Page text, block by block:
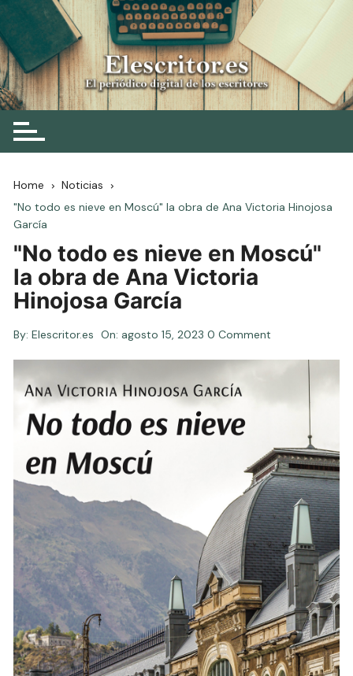
Skip
to
content
Elescritor.es
El periódico digital de los escritores
Home
Noticias
"No todo es nieve en Moscú" la obra de Ana Victoria Hinojosa
García
"No todo es nieve en Moscú"
la obra de Ana Victoria
Hinojosa García
By: Elescritor.es On: agosto 15, 2023 0 Comment